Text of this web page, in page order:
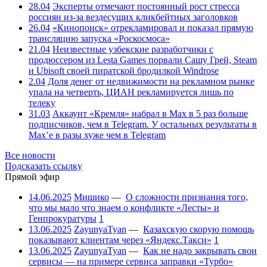
28.04 Эксперты отмечают постоянный рост стресса
россиян из-за вездесущих кликбейтных заголовков
26.04 «Кинопоиск» отрекламировал и показал прямую
трансляцию запуска «Роскосмоса»
21.04 Неизвестные узбекские разработчики с
продюссером из Lesta Games порвали Сашу Грей, Steam
и Ubisoft своей пиратской бродилкой Windrose
2.04 Доля денег от недвижимости на рекламном рынке
упала на четверть, ЦИАН рекламируется лишь по
телеку
31.03 Аккаунт «Кремля» набрал в Max в 5 раз больше
подписчиков, чем в Telegram. У остальных результаты в
Max’е в разы хуже чем в Telegram
Все новости
Подсказать ссылку
Прямой эфир
14.06.2025 Мишико — О сложности признания того,
что мы мало что знаем о конфликте «Лесты» и
Генпрокуратуры 1
13.06.2025 ZayunyaTyan — Казахскую скорую помощь
показывают клиентам через «Яндекс.Такси» 1
13.06.2025 ZayunyaTyan — Как не надо закрывать свои
сервисы — на примере сервиса заправки «Турбо»